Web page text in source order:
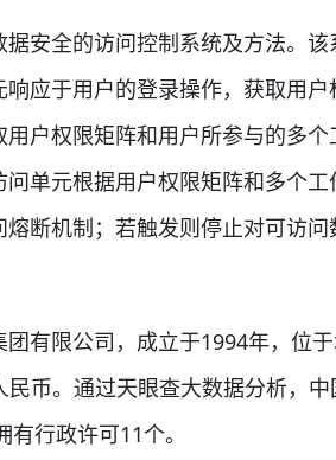
全的访问控制系统及方法。该
应于用户的登录操作，获取用
户权限矩阵和用户所参与的多
单元根据用户权限矩阵和多个
断机制；若触发则停止对可访
限公司，成立于1994年，位
币。通过天眼查大数据分析，
行政许可11个。